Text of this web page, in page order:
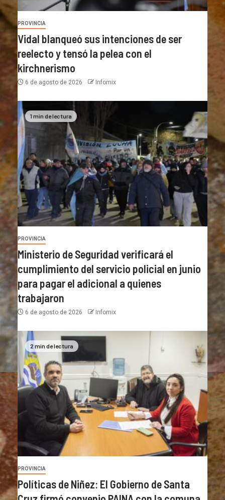
PROVINCIA
Vidal blanqueó sus intenciones de ser
reelecto y tensó la pelea con el
kirchnerismo
6 de agosto de 2026 Infomix
1 min de lectura
PROVINCIA
Ministerio de Seguridad verificará el
cumplimiento del servicio policial en junio
para pagar el adicional a quienes
trabajaron
6 de agosto de 2026 Infomix
2 min de lectura
PROVINCIA
Políticas de Niñez: El Gobierno de Santa